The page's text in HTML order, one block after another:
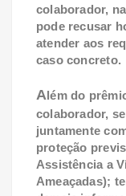
colaborador,
pode recusar
atender aos
caso concreto.
Além do
colaborador,
juntamente
proteção
Assistência a
Ameaçadas);